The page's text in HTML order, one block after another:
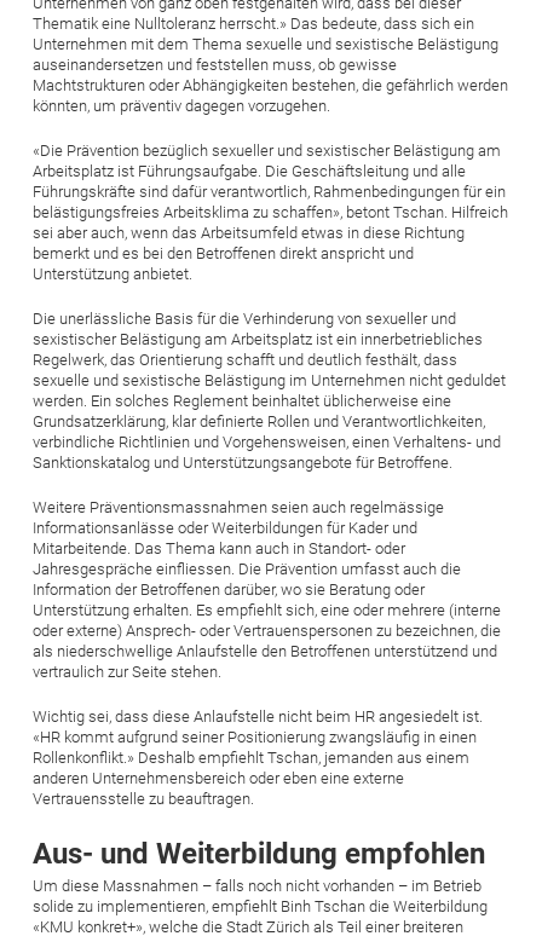
Thematik eine Nulltoleranz herrscht.» Das bedeute, dass sich ein
Unternehmen mit dem Thema sexuelle und sexistische Belästigung
auseinandersetzen und feststellen muss, ob gewisse
Machtstrukturen oder Abhängigkeiten bestehen, die gefährlich werden
könnten, um präventiv dagegen vorzugehen.
«Die Prävention bezüglich sexueller und sexistischer Belästigung am
Arbeitsplatz ist Führungsaufgabe. Die Geschäftsleitung und alle
Führungskräfte sind dafür verantwortlich, Rahmenbedingungen für ein
belästigungsfreies Arbeitsklima zu schaffen», betont Tschan. Hilfreich
sei aber auch, wenn das Arbeitsumfeld etwas in diese Richtung
bemerkt und es bei den Betroffenen direkt anspricht und
Unterstützung anbietet.
Die unerlässliche Basis für die Verhinderung von sexueller und
sexistischer Belästigung am Arbeitsplatz ist ein innerbetriebliches
Regelwerk, das Orientierung schafft und deutlich festhält, dass
sexuelle und sexistische Belästigung im Unternehmen nicht geduldet
werden. Ein solches Reglement beinhaltet üblicherweise eine
Grundsatzerklärung, klar definierte Rollen und Verantwortlichkeiten,
verbindliche Richtlinien und Vorgehensweisen, einen Verhaltens- und
Sanktionskatalog und Unterstützungsangebote für Betroffene.
Weitere Präventionsmassnahmen seien auch regelmässige
Informationsanlässe oder Weiterbildungen für Kader und
Mitarbeitende. Das Thema kann auch in Standort- oder
Jahresgespräche einfliessen. Die Prävention umfasst auch die
Information der Betroffenen darüber, wo sie Beratung oder
Unterstützung erhalten. Es empfiehlt sich, eine oder mehrere (interne
oder externe) Ansprech- oder Vertrauenspersonen zu bezeichnen, die
als niederschwellige Anlaufstelle den Betroffenen unterstützend und
vertraulich zur Seite stehen.
Wichtig sei, dass diese Anlaufstelle nicht beim HR angesiedelt ist.
«HR kommt aufgrund seiner Positionierung zwangsläufig in einen
Rollenkonflikt.» Deshalb empfiehlt Tschan, jemanden aus einem
anderen Unternehmensbereich oder eben eine externe
Vertrauensstelle zu beauftragen.
Aus- und Weiterbildung empfohlen
Um diese Massnahmen – falls noch nicht vorhanden – im Betrieb
solide zu implementieren, empfiehlt Binh Tschan die Weiter­bildung
«KMU konkret+», welche die Stadt Zürich als Teil einer breiteren